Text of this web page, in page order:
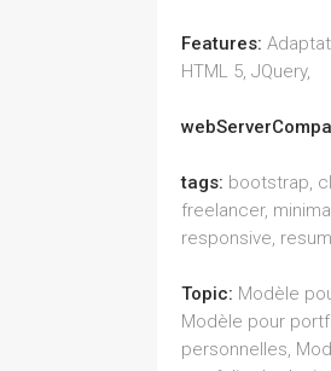
Features:
HTML 5, JQuery,
tags: bootstrap,
freelancer,
responsive,
Topic: Modèle
Modèle pour
personnelles,